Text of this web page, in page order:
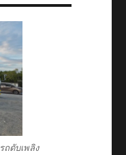
ถดับเพลิง